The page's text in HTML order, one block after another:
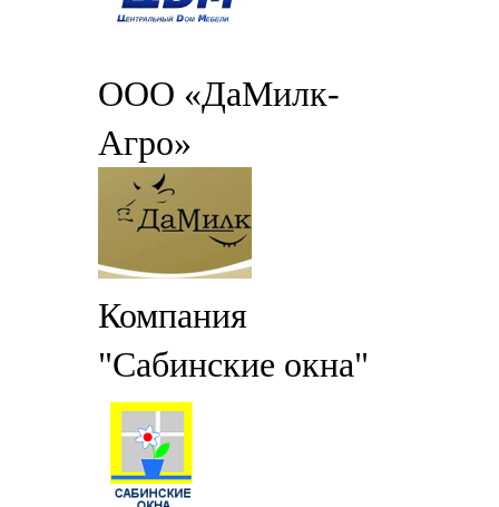
ООО «ДаМилк-
Агро»
Компания
"Сабинские окна"